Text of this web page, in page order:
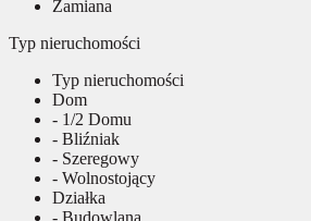
Zamiana
Typ nieruchomości
Typ nieruchomości
Dom
- 1/2 Domu
- Bliźniak
- Szeregowy
- Wolnostojący
Działka
- Budowlana